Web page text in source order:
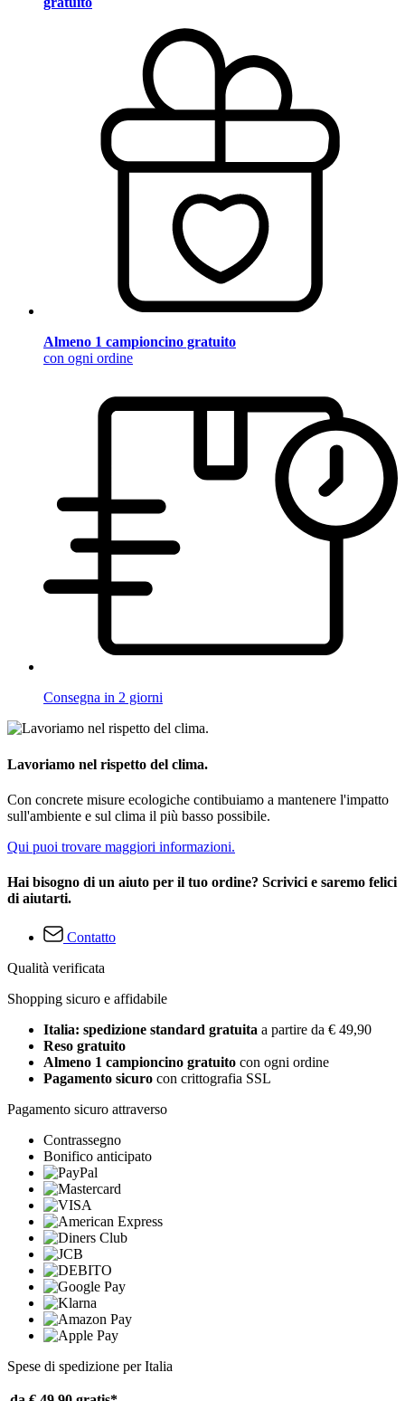
Almeno 1 campioncino gratuito
con ogni ordine
Consegna in 2 giorni
Lavoriamo nel rispetto del clima.
Con concrete misure ecologiche contibuiamo a mantenere l'impatto
sull'ambiente e sul clima il più basso possibile.
Qui puoi trovare maggiori informazioni.
Hai bisogno di un aiuto per il tuo ordine? Scrivici e saremo felici
di aiutarti.
Contatto
Qualità verificata
Shopping sicuro e affidabile
Italia: spedizione standard gratuita a partire da € 49,90
Reso gratuito
Almeno 1 campioncino gratuito con ogni ordine
Pagamento sicuro con crittografia SSL
Pagamento sicuro attraverso
Contrassegno
Bonifico anticipato
Spese di spedizione per Italia